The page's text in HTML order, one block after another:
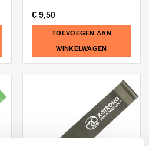
€9,50
TOEVOEGEN AAN
WINKELWAGEN